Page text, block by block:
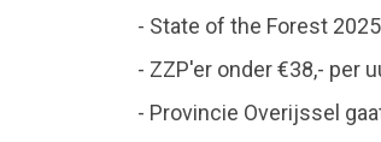
- State of the Forest
- ZZP'er onder €38,- per
- Provincie Overijssel